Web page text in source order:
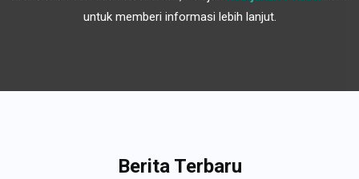
untuk memberi informasi lebih lanjut.
Berita Terbaru